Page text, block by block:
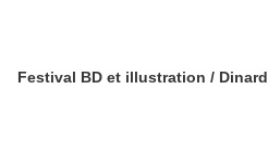
Festival BD et illustration / Dinard